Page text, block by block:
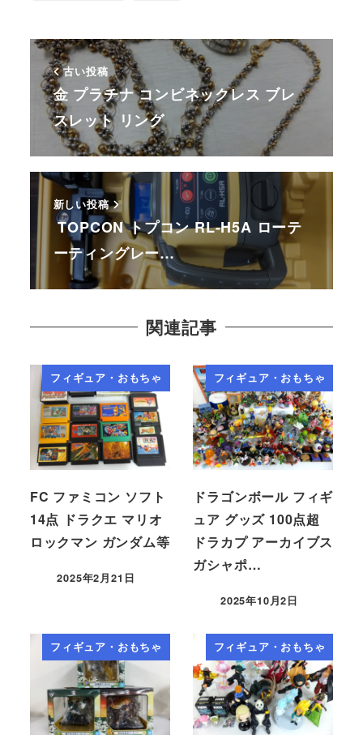
古い投稿
金 プラチナ コンビネックレス ブレ
スレット リング
新しい投稿
TOPCON トプコン RL-H5A ローテ
ーティングレー…
関連記事
フィギュア・おもちゃ
FC ファミコン ソフト
14点 ドラクエ マリオ
ロックマン ガンダム等
2025年2月21日
フィギュア・おもちゃ
ドラゴンボール フィギ
ュア グッズ 100点超
ドラカプ アーカイブス
ガシャポ…
2025年10月2日
フィギュア・おもちゃ フィギュア・おもちゃ